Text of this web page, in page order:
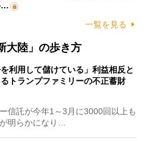
…
一覧を見る
大陸」の歩き方
を利用して儲けている」利益相反と
トランプファミリーの不正蓄財
信託が今年1～3月に3000回以上も
明らかになり…